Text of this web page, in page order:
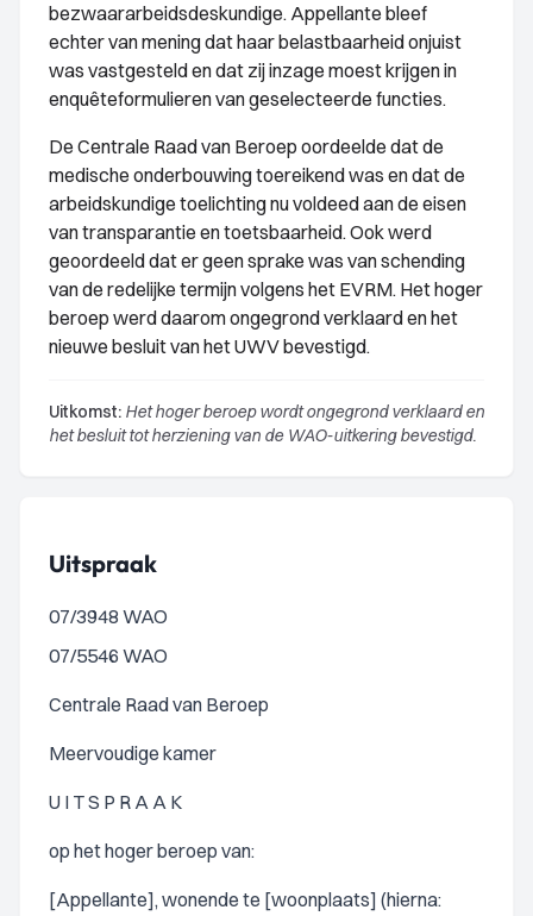
bezwaararbeidsdeskundige. Appellante bleef
echter van mening dat haar belastbaarheid onjuist
was vastgesteld en dat zij inzage moest krijgen in
enquêteformulieren van geselecteerde functies.
De Centrale Raad van Beroep oordeelde dat de
medische onderbouwing toereikend was en dat de
arbeidskundige toelichting nu voldeed aan de eisen
van transparantie en toetsbaarheid. Ook werd
geoordeeld dat er geen sprake was van schending
van de redelijke termijn volgens het EVRM. Het hoger
beroep werd daarom ongegrond verklaard en het
nieuwe besluit van het UWV bevestigd.
Uitkomst: Het hoger beroep wordt ongegrond verklaard en
het besluit tot herziening van de WAO-uitkering bevestigd.
Uitspraak
07/3948 WAO
07/5546 WAO
Centrale Raad van Beroep
Meervoudige kamer
U I T S P R A A K
op het hoger beroep van:
[Appellante], wonende te [woonplaats] (hierna: